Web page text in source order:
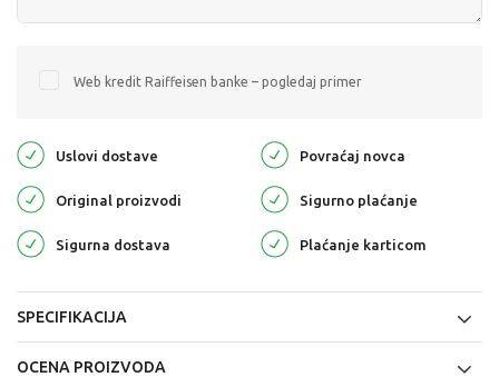
Web kredit Raiffeisen banke – pogledaj primer
Uslovi dostave Povraćaj novca
Original proizvodi Sigurno plaćanje
Sigurna dostava Plaćanje karticom
SPECIFIKACIJA
OCENA PROIZVODA